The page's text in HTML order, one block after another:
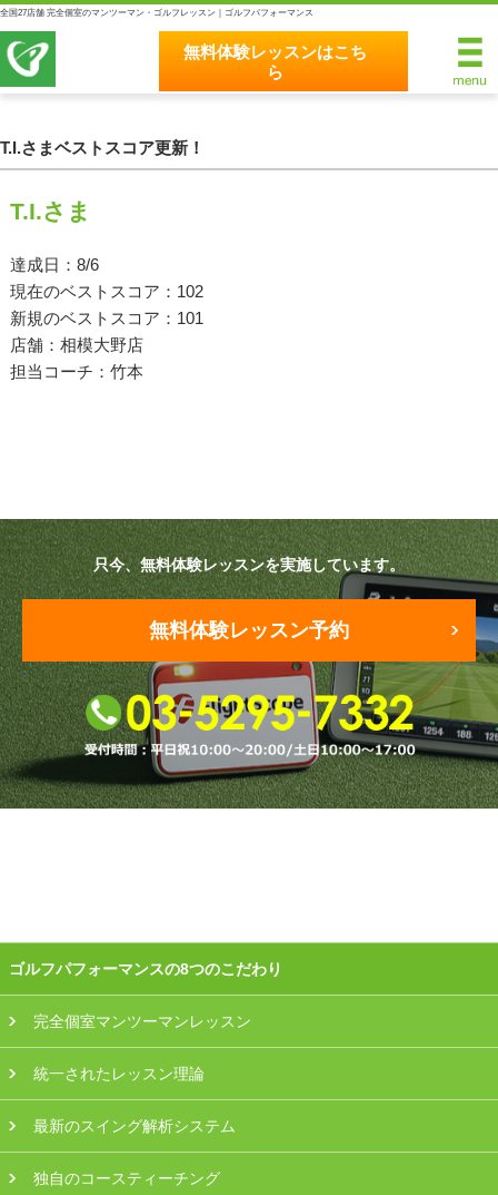
全国27店舗 完全個室のマンツーマン・ゴルフレッスン｜ゴルフパフォーマンス
無料体験レッスンはこち
ら
無料体験レッスンはこちら
統一されたレッスン理論
最新のスイング解析システム
原田メソッド
エゴスキューメソッド
ゴルフが楽しみたい（初心者）
短期間での上達（初心者）
シングルを目指したい（中・上級者）
プラン・料金
店舗一覧
東京
関東（神奈川・埼玉・千葉）
T.I.さまベストスコア更新！
T.I.さま
達成日：8/6
現在のベストスコア：102
新規のベストスコア：101
店舗：相模大野店
担当コーチ：竹本
只今、無料体験レッスンを実施しています。
無料体験レッスン予約
ゴルフパフォーマンスの8つのこだわり
完全個室マンツーマンレッスン
統一されたレッスン理論
最新のスイング解析システム
独自のコースティーチング